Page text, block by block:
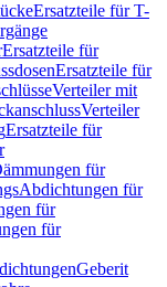
Ersatzteile für T-
Ersatzteile für
Ersatzteile für
Verteiler mit
Verteiler
Ersatzteile für
für
Abdichtungen für
für
für
Geberit